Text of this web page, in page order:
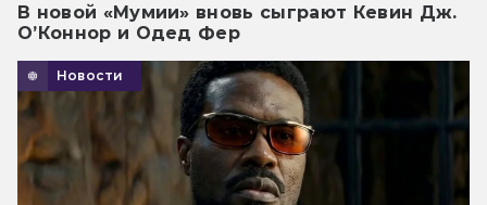
В новой «Мумии» вновь сыграют Кевин Дж.
О’Коннор и Одед Фер
Новости